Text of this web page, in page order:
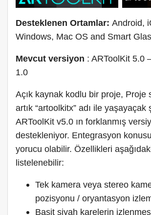
Desteklenen Ortamlar: Android,
Windows, Mac OS and Smart
Mevcut versiyon : ARToolKit 5.0
1.0
Açık kaynak kodlu bir proje, Proje
artık “artoolkitx” adı ile yaşayaçak
ARToolKit v5.0 ın forklanmış
destekleniyor. Entegrasyon
yorucu olabilir. Özellikleri
listelenebilir:
Tek kamera veya stereo
pozisyonu / oryantasyon
Basit siyah karelerin